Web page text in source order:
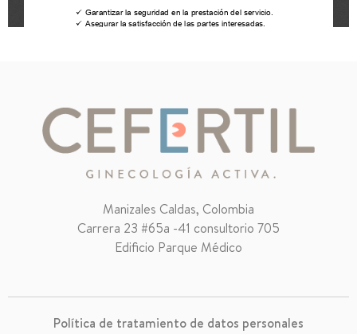
Manizales Caldas, Colombia
Carrera 23 #65a -41 consultorio 705
Edificio Parque Médico
Política de tratamiento de datos personales